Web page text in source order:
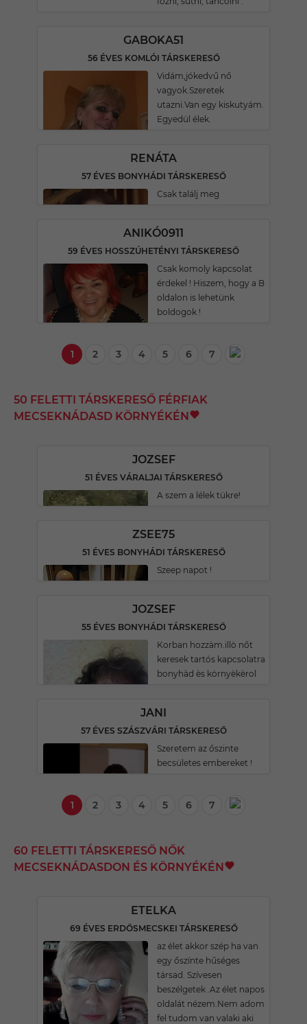
GABOKA51
56 ÉVES KOMLÓI TÁRSKERESŐ
Vidám,jókedvű nő
vagyok.Szeretek
utazni.Van egy kiskutyám.
Egyedül élek.
RENÁTA
57 ÉVES BONYHÁDI TÁRSKERESŐ
Csak találj meg
ANIKÓ0911
59 ÉVES HOSSZÚHETÉNYI TÁRSKERESŐ
Csak komoly kapcsolat
érdekel ! Hiszem, hogy a B
oldalon is lehetünk
boldogok !
1 2 3 4 5 6 7
50 FELETTI TÁRSKERESŐ FÉRFIAK
MECSEKNÁDASD KÖRNYÉKÉN
JOZSEF
51 ÉVES VÁRALJAI TÁRSKERESŐ
A szem a lélek tükre!
ZSEE75
51 ÉVES BONYHÁDI TÁRSKERESŐ
Szeep napot !
JOZSEF
55 ÉVES BONYHÁDI TÁRSKERESŐ
Korban hozzàm.illö nőt
keresek tartós kapcsolatra
bonyhàd ès környèkèrol
JANI
57 ÉVES SZÁSZVÁRI TÁRSKERESŐ
Szeretem az őszinte
becsületes embereket !
1 2 3 4 5 6 7
60 FELETTI TÁRSKERESŐ NŐK
MECSEKNÁDASDON ÉS KÖRNYÉKÉN
ETELKA
69 ÉVES ERDŐSMECSKEI TÁRSKERESŐ
az élet akkor szép ha van
egy őszínte hűséges
társad. Szívesen
beszélgetek .Az élet napos
oldalát nézem.Nem adom
fel tudom van valaki aki